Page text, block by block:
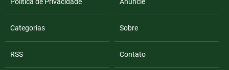
Categorias Sobre
RSS Contato